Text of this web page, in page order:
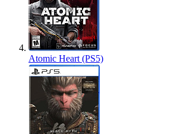
Atomic Heart (PS5)